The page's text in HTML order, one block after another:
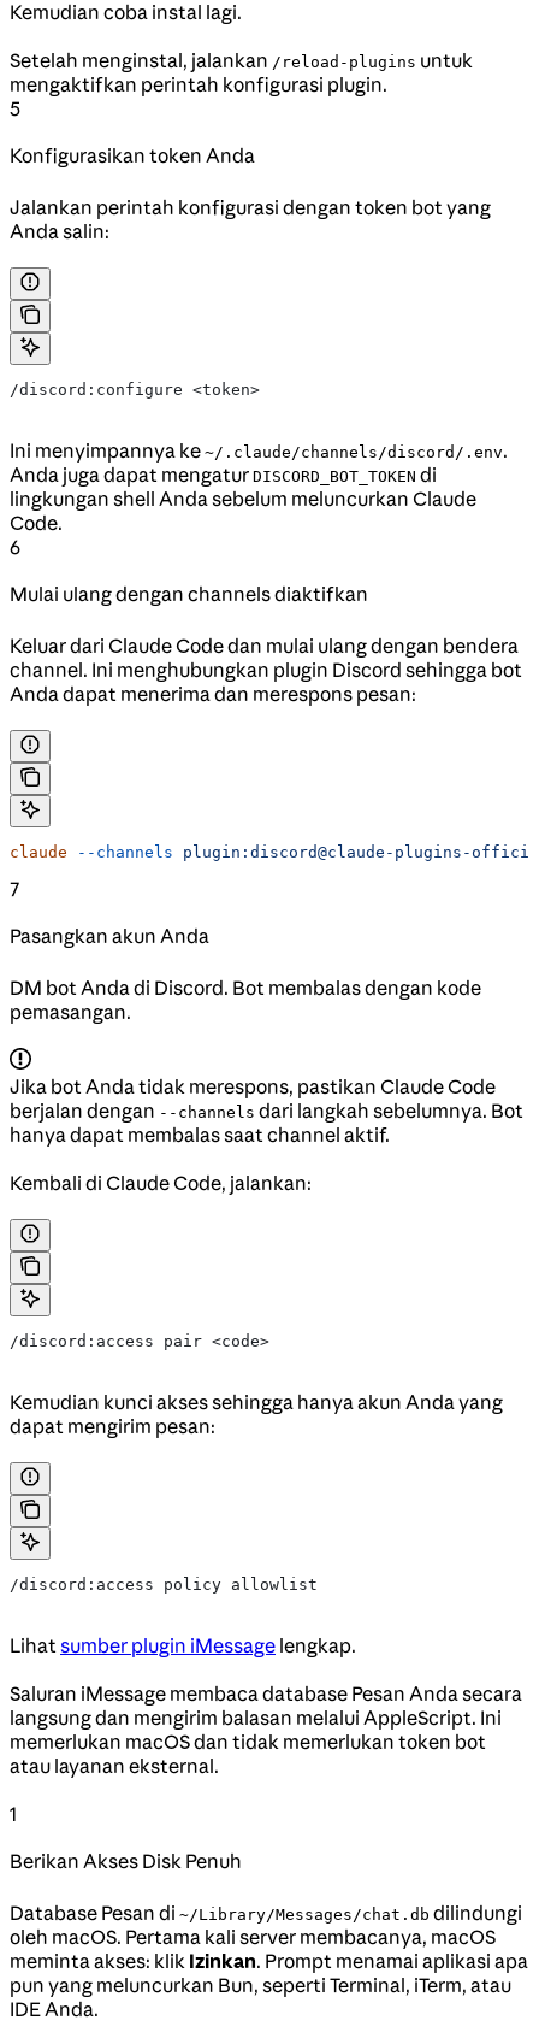
Kemudian coba instal lagi.
Setelah menginstal, jalankan /reload-plugins untuk
mengaktifkan perintah konfigurasi plugin.
5
Konfigurasikan token Anda
Jalankan perintah konfigurasi dengan token bot yang
Anda salin:
/discord:configure <token>
Ini menyimpannya ke ~/.claude/channels/discord/.env.
Anda juga dapat mengatur DISCORD_BOT_TOKEN di
lingkungan shell Anda sebelum meluncurkan Claude
Code.
6
Mulai ulang dengan channels diaktifkan
Keluar dari Claude Code dan mulai ulang dengan bendera
channel. Ini menghubungkan plugin Discord sehingga bot
Anda dapat menerima dan merespons pesan:
claude --channels plugin:discord@claude-plugins-
7
Pasangkan akun Anda
DM bot Anda di Discord. Bot membalas dengan kode
pemasangan.
Jika bot Anda tidak merespons, pastikan Claude Code
berjalan dengan --channels dari langkah sebelumnya. Bot
hanya dapat membalas saat channel aktif.
Kembali di Claude Code, jalankan:
/discord:access pair <code>
Kemudian kunci akses sehingga hanya akun Anda yang
dapat mengirim pesan:
/discord:access policy allowlist
Lihatsumber plugin iMessage lengkap.
Saluran iMessage membaca database Pesan Anda secara
langsung dan mengirim balasan melalui AppleScript. Ini
memerlukan macOS dan tidak memerlukan token bot
atau layanan eksternal.
1
Berikan Akses Disk Penuh
Database Pesan di ~/Library/Messages/chat.db dilindungi
oleh macOS. Pertama kali server membacanya, macOS
meminta akses: klik Izinkan. Prompt menamai aplikasi apa
pun yang meluncurkan Bun, seperti Terminal, iTerm, atau
IDE Anda.